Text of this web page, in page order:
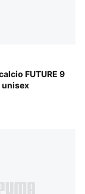
PUMA Black
FUTURE 9
unisex
PUMA